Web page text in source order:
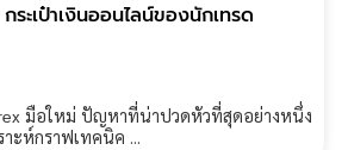
ระเป๋าเงินออนไลน์ของนักเทรด
มือใหม่ ปัญหาที่น่าปวดหัวที่สุดอย่างหนึ่ง
าะห์กราฟเทคนิค ...